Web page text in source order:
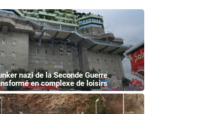
nazi de la Seconde Guerre
en complexe de loisirs